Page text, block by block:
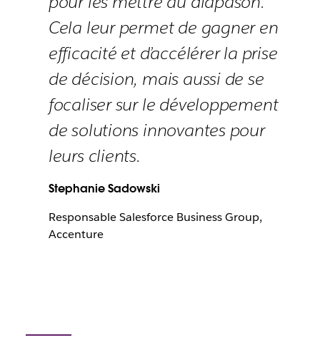
Cela leur permet de gagner en
efficacité et d’accélérer la prise
de décision, mais aussi de se
focaliser sur le développement
de solutions innovantes pour
leurs clients.
Stephanie Sadowski
Responsable Salesforce Business Group,
Accenture